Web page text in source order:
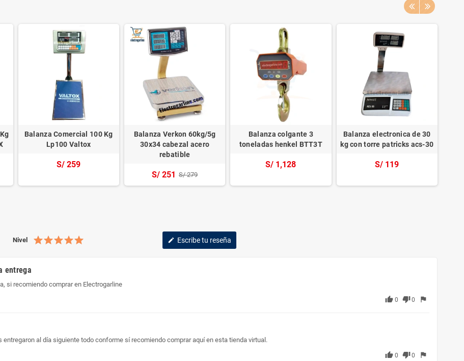
Balanza Comercial 100 Kg
Lp100 Valtox
S/ 259
Balanza Verkon 60kg/5g
30x34 cabezal acero
rebatible
S/ 251 S/ 279
Balanza colgante 3
toneladas henkel BTT3T
S/ 1,128
Balanza electronica de 30
kg con torre patricks acs-30
S/ 119
Nivel edit Escribe tu reseña
entrega
si recomiendo comprar en Electrogarline
thumb_up 0 thumb_down0 flag
entregaron al día siguiente todo conforme sí recomiendo comprar aquí en esta tienda virtual.
thumb_up 0 thumb_down0 flag